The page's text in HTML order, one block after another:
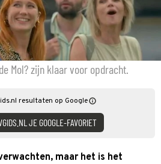
Mol? zijn klaar voor opdracht.
resultaten op Google
JE GOOGLE-FAVORIET
maar het is het